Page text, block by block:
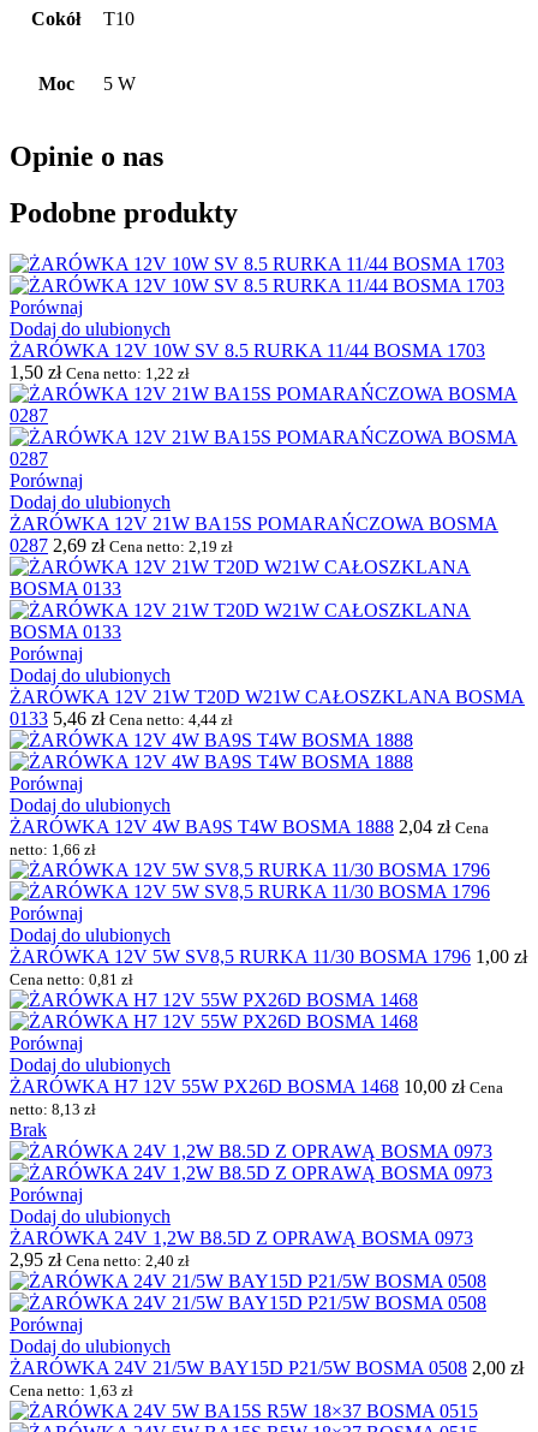
Cokół T10
Moc 5 W
Opinie o nas
Podobne produkty
Porównaj
Dodaj do ulubionych
ŻARÓWKA 12V 10W SV 8.5 RURKA 11/44 BOSMA 1703
1,50 zł Cena netto: 1,22 zł
Porównaj
Dodaj do ulubionych
ŻARÓWKA 12V 21W BA15S POMARAŃCZOWA BOSMA
0287 2,69 zł Cena netto: 2,19 zł
Porównaj
Dodaj do ulubionych
ŻARÓWKA 12V 21W T20D W21W CAŁOSZKLANA BOSMA
0133 5,46 zł Cena netto: 4,44 zł
Porównaj
Dodaj do ulubionych
ŻARÓWKA 12V 4W BA9S T4W BOSMA 1888 2,04 zł Cena
netto: 1,66 zł
Porównaj
Dodaj do ulubionych
ŻARÓWKA 12V 5W SV8,5 RURKA 11/30 BOSMA 1796 1,00 zł
Cena netto: 0,81 zł
Porównaj
Dodaj do ulubionych
ŻARÓWKA H7 12V 55W PX26D BOSMA 1468 10,00 zł Cena
netto: 8,13 zł
Brak
Porównaj
Dodaj do ulubionych
ŻARÓWKA 24V 1,2W B8.5D Z OPRAWĄ BOSMA 0973
2,95 zł Cena netto: 2,40 zł
Porównaj
Dodaj do ulubionych
ŻARÓWKA 24V 21/5W BAY15D P21/5W BOSMA 0508 2,00 zł
Cena netto: 1,63 zł